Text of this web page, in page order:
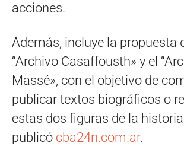
acciones.
Además, incluye la propuesta
“Archivo Casaffousth» y el
Massé», con el objetivo de
publicar textos biográficos o
estas dos figuras de la
publicó cba24n.com.ar.